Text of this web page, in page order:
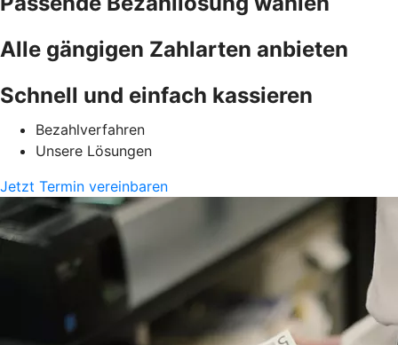
Alle gängigen Zahlarten anbieten
Schnell und einfach kassieren
Bezahlverfahren
Unsere Lösungen
Jetzt Termin vereinbaren